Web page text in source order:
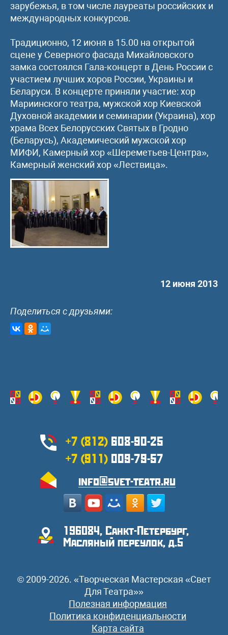
зарубежья, в том числе лауреаты российских и
международных конкурсов.
Традиционно, 12 июня в 15.00 на открытой
сцене у Северного фасада Михайловского
замка состоялся Гала-концерт в День России с
участием лучших хоров России, Украины и
Беларуси. В концерте приняли участие: хор
Мариинского театра, мужской хор Киевской
Духовной академии и семинарии (Украина), хор
храма Всех Белорусских Святых в Гродно
(Беларусь), Академический мужской хор
МИФИ, Камерный хор «Шереметьев-Центра»,
Камерный женский хор «Лествица».
12 июня 2013
Поделиться с друзьями:
+7 (812) 608-90-25
+7 (911) 009-79-57
info@svet-teatr.ru
196084, Санкт-Петербург,
Масляный переулок, д.5
© 2009-2026. «Творческая Мастерская «Свет
Для Театра»»
Полезная информация
Политика конфиденциальности
Карта сайта